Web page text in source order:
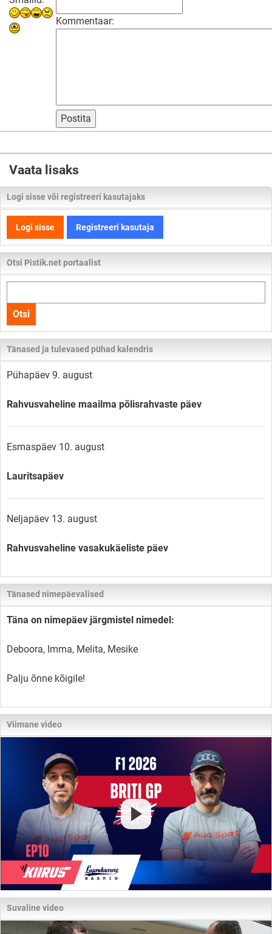
Kommentaar:
Postita
Vaata lisaks
Logi sisse või registreeri kasutajaks
Logi sisse Registreeri kasutaja
Otsi Pistik.net portaalist
kogu
lehelt
Otsi
Tänased ja tulevased pühad kalendris
Pühapäev 9. august
Rahvusvaheline maailma põlisrahvaste päev
Esmaspäev 10. august
Lauritsapäev
Neljapäev 13. august
Rahvusvaheline vasakukäeliste päev
Tänased nimepäevalised
Täna on nimepäev järgmistel nimedel:
Deboora, Imma, Melita, Mesike
Palju õnne kõigile!
Viimane video
Suvaline video